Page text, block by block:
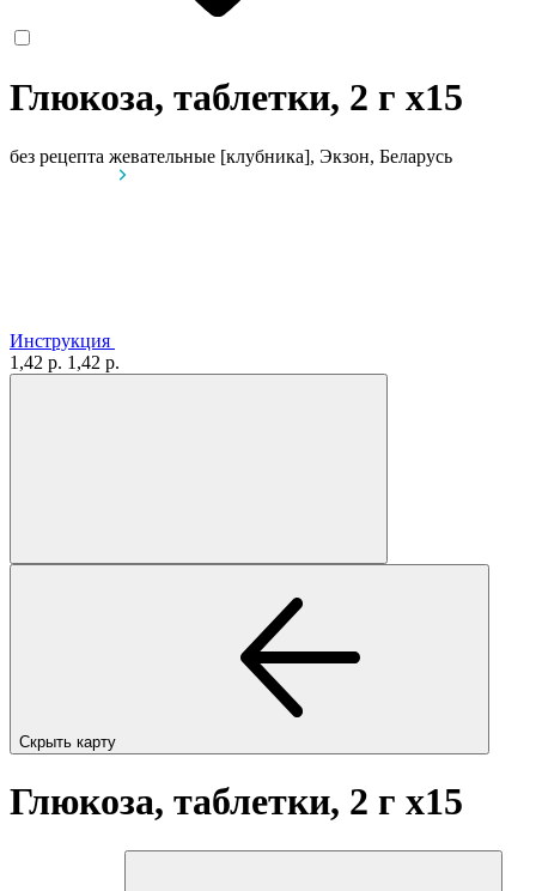
Глюкоза, таблетки, 2 г x15
без рецепта жевательные [клубника], Экзон, Беларусь
Инструкция
1,42 р. 1,42 р.
Скрыть карту
Глюкоза, таблетки, 2 г x15